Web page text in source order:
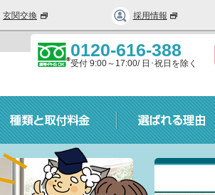
玄関交換 採用情報
0120-616-388
受付 9:00～17:00/ 日･祝日を除く